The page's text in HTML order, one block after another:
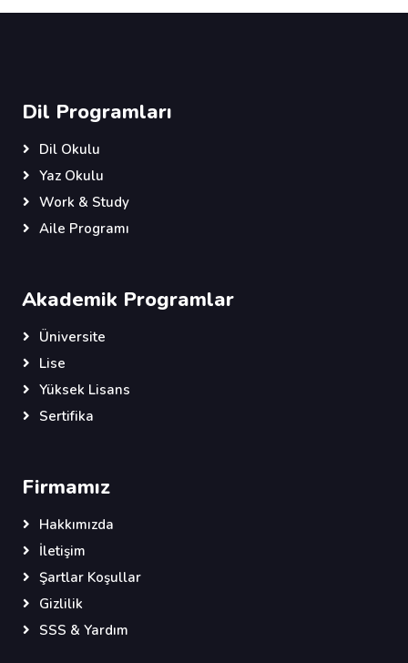
Dil Programları
Dil Okulu
Yaz Okulu
Work & Study
Aile Programı
Akademik Programlar
Üniversite
Lise
Yüksek Lisans
Sertifika
Firmamız
Hakkımızda
İletişim
Şartlar Koşullar
Gizlilik
SSS & Yardım